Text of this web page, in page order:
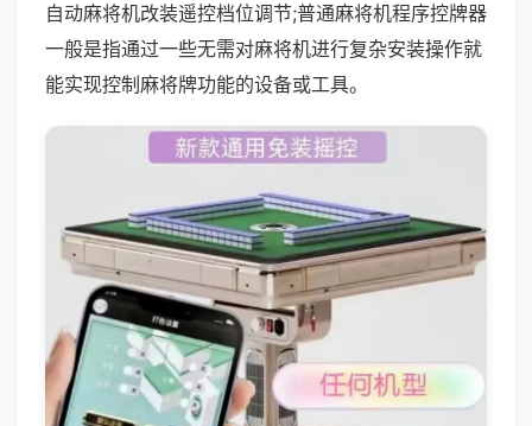
自动麻将机改装遥控档位调节;普通麻将机程序控牌器
一般是指通过一些无需对麻将机进行复杂安装操作就
能实现控制麻将牌功能的设备或工具。